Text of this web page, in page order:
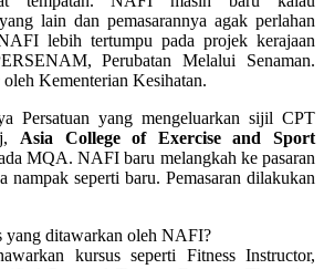
lain dan pemasarannya agak perlahan
lebih tertumpu pada projek kerajaan
Perubatan Melalui Senaman.
oleh Kementerian Kesihatan.
Persatuan yang mengeluarkan sijil CPT
Asia College of Exercise and Sport
MQA. NAFI baru melangkah ke pasaran
nampak seperti baru. Pemasaran dilakukan
yang ditawarkan oleh NAFI?
kursus seperti Fitness Instructor,